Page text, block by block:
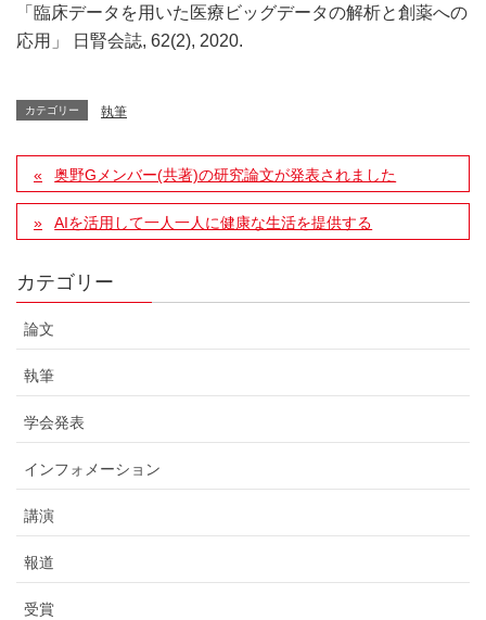
「臨床データを用いた医療ビッグデータの解析と創薬への
応用」
日腎会誌, 62(2), 2020.
カテゴリー 執筆
奥野Gメンバー(共著)の研究論文が発表されました
AIを活用して一人一人に健康な生活を提供する
カテゴリー
論文
執筆
学会発表
インフォメーション
講演
報道
受賞